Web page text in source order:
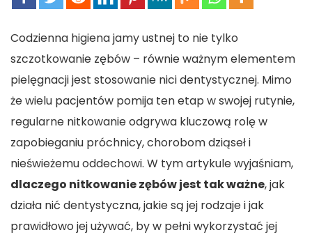
Codzienna higiena jamy ustnej to nie tylko
szczotkowanie zębów – równie ważnym elementem
pielęgnacji jest stosowanie nici dentystycznej. Mimo
że wielu pacjentów pomija ten etap w swojej rutynie,
regularne nitkowanie odgrywa kluczową rolę w
zapobieganiu próchnicy, chorobom dziąseł i
nieświeżemu oddechowi. W tym artykule wyjaśniam,
dlaczego nitkowanie zębów jest tak ważne, jak
działa nić dentystyczna, jakie są jej rodzaje i jak
prawidłowo jej używać, by w pełni wykorzystać jej